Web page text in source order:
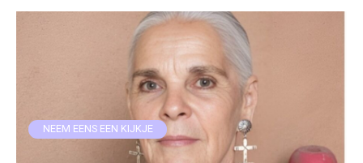
NEEM EENS EEN KIJKJE